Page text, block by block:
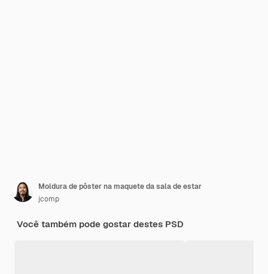
Moldura de pôster na maquete da sala de estar
jcomp
Você também pode gostar destes PSD